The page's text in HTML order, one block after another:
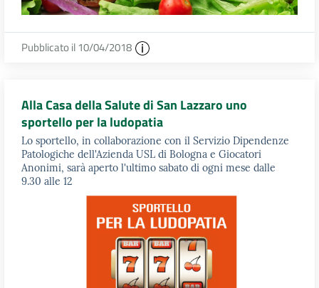
Pubblicato il 10/04/2018
Alla Casa della Salute di San Lazzaro uno
sportello per la ludopatia
Lo sportello, in collaborazione con il Servizio Dipendenze
Patologiche dell'Azienda USL di Bologna e Giocatori
Anonimi, sarà aperto l'ultimo sabato di ogni mese dalle
9.30 alle 12